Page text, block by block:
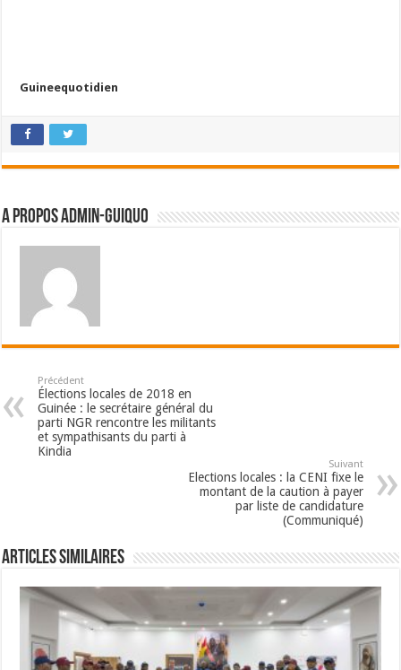
Guineequotidien
A propos admin-guiquo
Précédent
Élections locales de 2018 en
Guinée : le secrétaire général du
parti NGR rencontre les militants
et sympathisants du parti à
Kindia
Suivant
Elections locales : la CENI fixe le
montant de la caution à payer
par liste de candidature
(Communiqué)
Articles Similaires